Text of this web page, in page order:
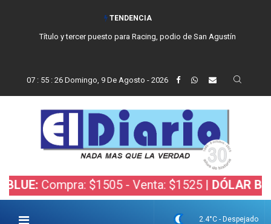
TENDENCIA
Título y tercer puesto para Racing, podio de San Agustín
07 : 55 : 28 Domingo, 9 De Agosto - 2026
$1505 - Venta: $1525 |DÓLAR BOLSA:
2.4°C - Despejado